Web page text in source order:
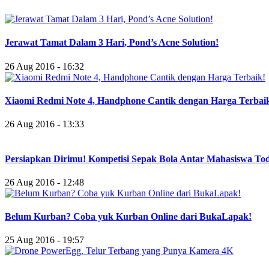
Jerawat Tamat Dalam 3 Hari, Pond’s Acne Solution!
26 Aug 2016 - 16:32
Xiaomi Redmi Note 4, Handphone Cantik dengan Harga
26 Aug 2016 - 13:33
Persiapkan Dirimu! Kompetisi Sepak Bola Antar Mahasiswa
26 Aug 2016 - 12:48
Belum Kurban? Coba yuk Kurban Online dari BukaLapak!
25 Aug 2016 - 19:57